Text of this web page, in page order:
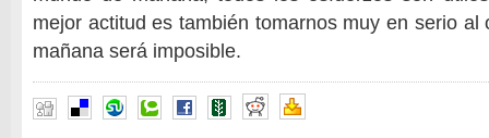
mejor actitud es también tomarnos muy en serio al
mañana será imposible.